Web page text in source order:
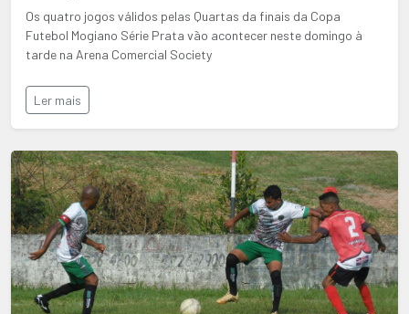
Os quatro jogos válidos pelas Quartas da finais da Copa
Futebol Mogiano Série Prata vão acontecer neste domingo à
tarde na Arena Comercial Society
Ler mais